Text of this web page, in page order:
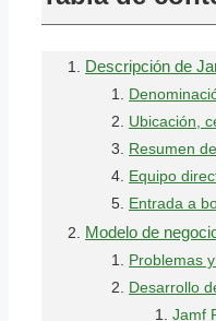
Descripción de
Ubicación,
Resumen
Equipo
Entrada a
Modelo de
Problemas
Desarrollo
Jamf